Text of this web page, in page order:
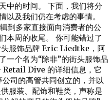
中的时间。 下面，我们将分
以及我们仍在考虑的事情。
到多家直接面向消费者的公
本周的收尾。 你可能错过了
头服饰品牌 Eric Liedtke，阿
一个名为“除非”的街头服饰品
Retail Dive 的详细信息，它
司的高管共同创立的，并以
服装、配饰和鞋类，声称是